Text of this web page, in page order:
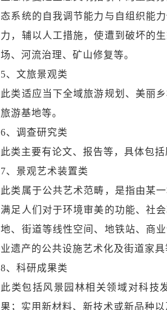
态系统的自我调节能力与自组织能
力，辅以人工措施，使遭到破坏的
场、河流治理、矿山修复等。
5、文旅景观类
此类适应当下全域旅游规划、美丽
旅游基地等。
6、调查研究类
此类主要有论文、报告等，具体包
7、景观艺术装置类
此类属于公共艺术范畴，是指由某
满足人们对于环境审美的功能、社
地、街道等线性空间、地铁站、商
业遗产的公共设施艺术化及街道家具
8、科研成果类
此类包括风景园林相关领域对科技
果；实用新材料、新技术或新品种